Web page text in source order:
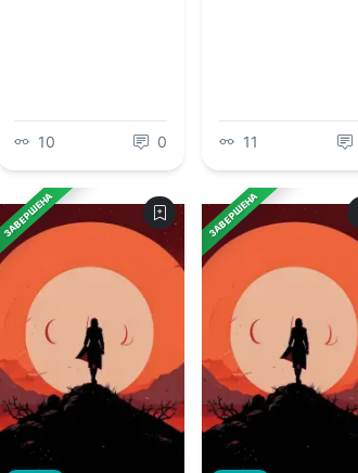
10 0 11
ЗАВЕРШЕНА ЗАВЕРШЕНА